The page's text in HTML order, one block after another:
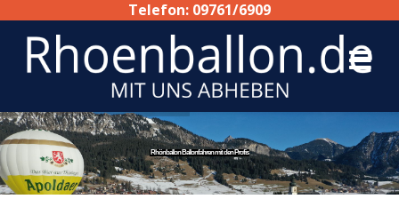
Telefon: 09761/6909
Rhönballon Ballonfahren mit den Profis